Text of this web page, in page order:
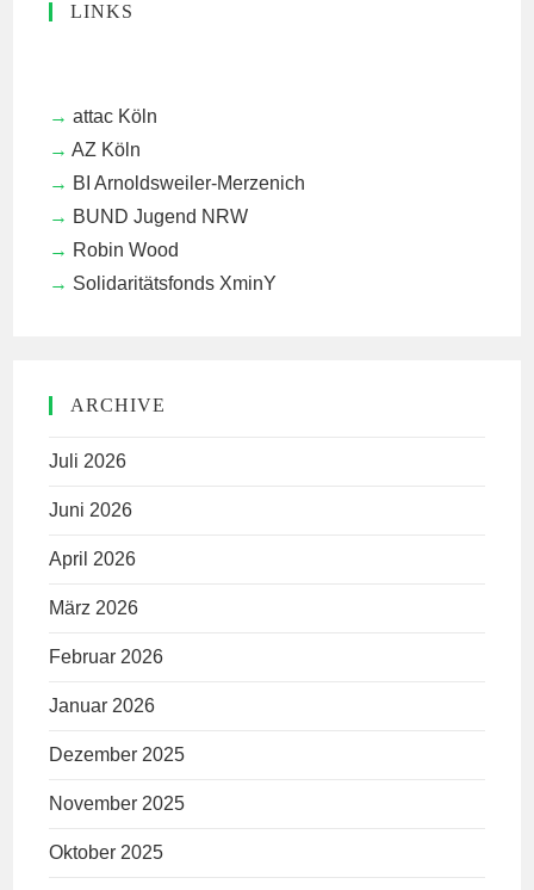
LINKS
attac Köln
AZ Köln
BI Arnoldsweiler-Merzenich
BUND Jugend NRW
Robin Wood
Solidaritätsfonds XminY
ARCHIVE
Juli 2026
Juni 2026
April 2026
März 2026
Februar 2026
Januar 2026
Dezember 2025
November 2025
Oktober 2025